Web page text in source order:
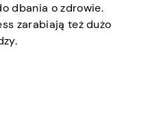
dbania o zdrowie.
zarabiają też dużo